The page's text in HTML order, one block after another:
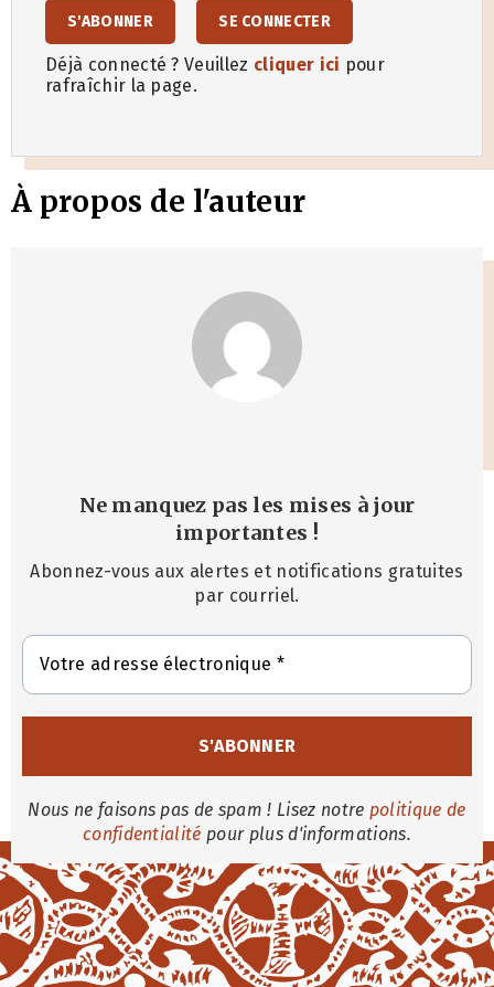
S'ABONNER SE CONNECTER
Déjà connecté ? Veuillez cliquer ici pour
rafraîchir la page.
À propos de l'auteur
Ne manquez pas les mises à jour
importantes !
Abonnez-vous aux alertes et notifications gratuites
par courriel.
Nous ne faisons pas de spam ! Lisez notre politique de
confidentialité pour plus d'informations.